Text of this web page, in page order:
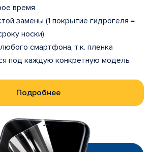
время
замены (1 покрытие гидрогеля =
носки)
смартфона, т.к. пленка
под каждую конкретную модель
Подробнее